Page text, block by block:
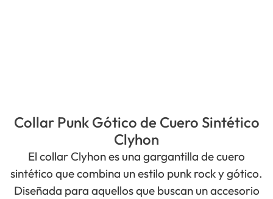
Collar Punk Gótico de Cuero Sintético
Clyhon
El collar Clyhon es una gargantilla de cuero
sintético que combina un estilo punk rock y gótico.
Diseñada para aquellos que buscan un accesorio